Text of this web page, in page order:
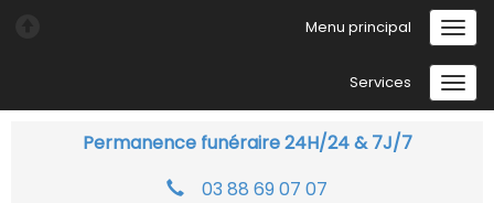
Permanence funéraire 24H/24 & 7J/7
03 88 69 07 07
Menu principal
Services